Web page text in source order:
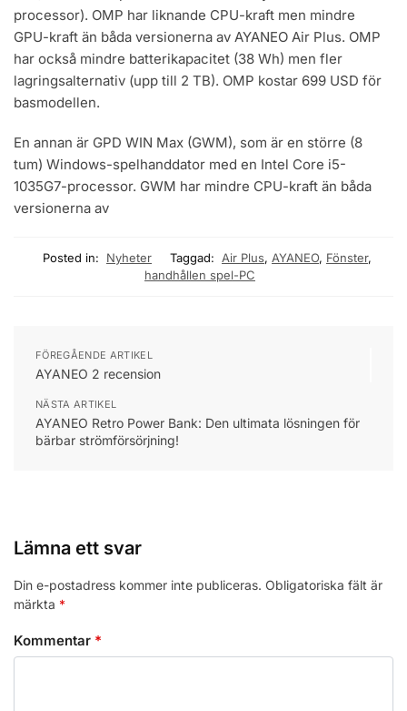
processor). OMP har liknande CPU-kraft men mindre
GPU-kraft än båda versionerna av AYANEO Air Plus. OMP
har också mindre batterikapacitet (38 Wh) men fler
lagringsalternativ (upp till 2 TB). OMP kostar 699 USD för
basmodellen.
En annan är GPD WIN Max (GWM), som är en större (8
tum) Windows-spelhanddator med en Intel Core i5-
1035G7-processor. GWM har mindre CPU-kraft än båda
versionerna av
Posted in: Nyheter Taggad: Air Plus, AYANEO, Fönster,
handhållen spel-PC
FÖREGÅENDE ARTIKEL
AYANEO 2 recension
NÄSTA ARTIKEL
AYANEO Retro Power Bank: Den ultimata lösningen för
bärbar strömförsörjning!
Lämna ett svar
Din e-postadress kommer inte publiceras. Obligatoriska fält är
märkta *
Kommentar *